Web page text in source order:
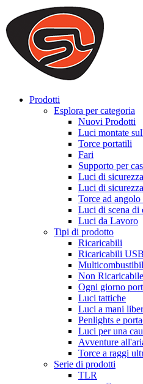
We use cookies to ensure that we
on our website. By continuing to
that cookies are used to help us
to offer you a better experience.
you can disable cookies, you can
Prodotti
Esplora per categoria
Nuovi Prodotti
Luci montate
Torce portatili
Fari
Supporto per
Luci di
Luci di sicurezza
Torce ad angolo
Luci di scena di
Luci da Lavoro
Tipi di prodotto
Ricaricabili
Ricaricabili USB
Non Ricaricabile
Ogni giorno
Luci tattiche
Luci a mani
Penlights e
Luci per una
Avventure
Torce a raggi
Serie di prodotti
TLR